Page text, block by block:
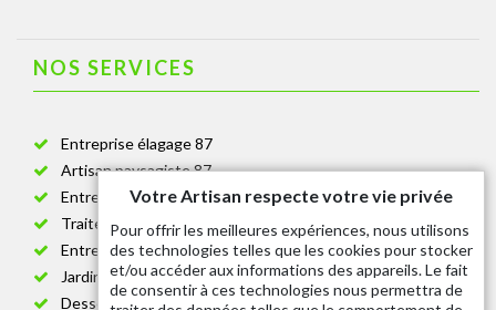
NOS SERVICES
Entreprise élagage 87
Artisan paysagiste 87
Entreprise de jardinage 87
Traitement anti-chenille 87
Entreprise abattage arbre 87
Jardinier taille de haie 87
Dessouchage arbre et haie 87
Votre Artisan respecte votre vie privée
Pour offrir les meilleures expériences, nous utilisons
des technologies telles que les cookies pour stocker
et/ou accéder aux informations des appareils. Le fait
de consentir à ces technologies nous permettra de